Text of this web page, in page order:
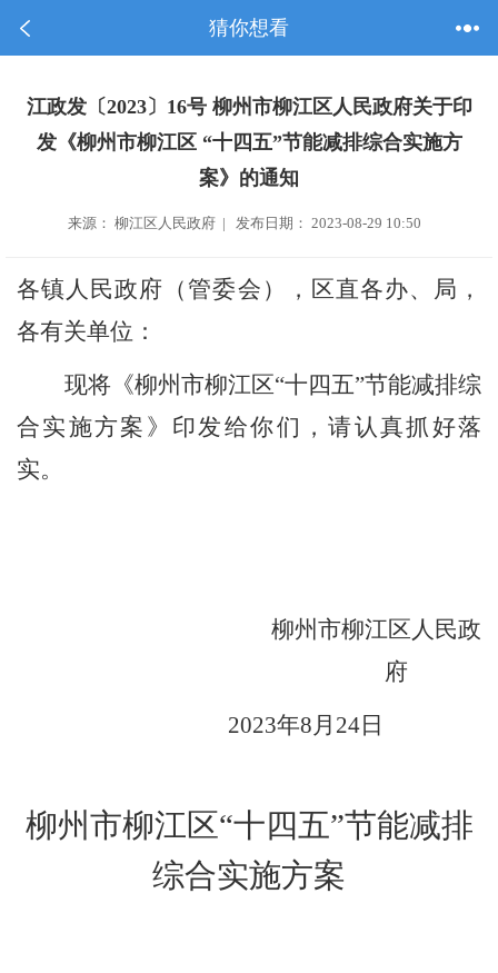
猜你想看
江政发〔2023〕16号 柳州市柳江区人民政府关于印
发《柳州市柳江区 “十四五”节能减排综合实施方
案》的通知
来源： 柳江区人民政府 | 发布日期： 2023-08-29 10:50
各镇人民政府（管委会） ， 区直各办、局，
各有关单位：
现将《柳州市柳江区“十四五”节能减排综
合实施方案》印发给你们，请认真抓好落
实。
柳州市柳江区人民政
府
2023年8月 24日
柳州市柳江区“十四五”节能减排
综合实施方案